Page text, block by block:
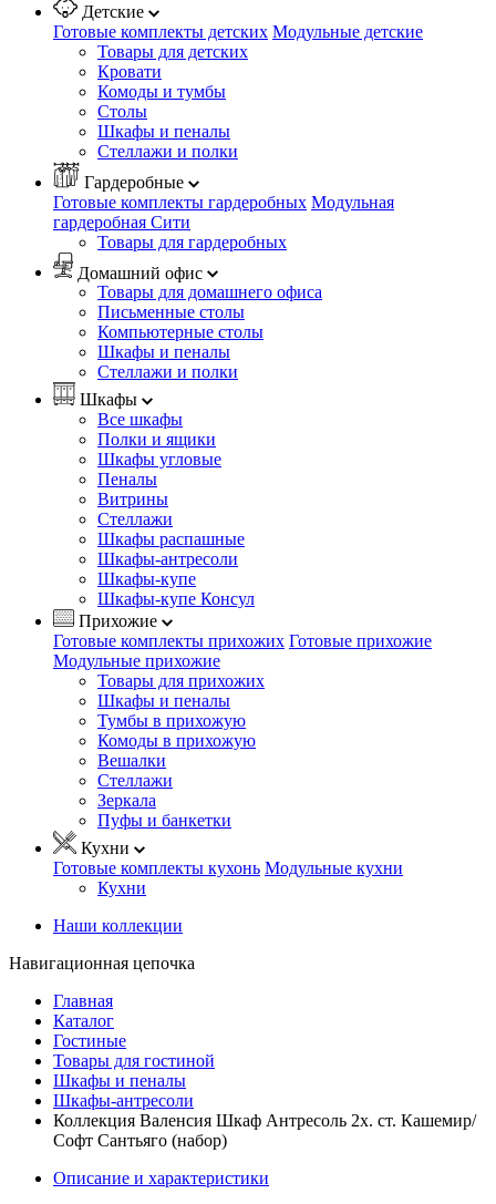
Детские
Готовые комплекты детских Модульные детские
Товары для детских
Кровати
Комоды и тумбы
Столы
Шкафы и пеналы
Стеллажи и полки
Гардеробные
Готовые комплекты гардеробных Модульная
гардеробная Сити
Товары для гардеробных
Домашний офис
Товары для домашнего офиса
Письменные столы
Компьютерные столы
Шкафы и пеналы
Стеллажи и полки
Шкафы
Все шкафы
Полки и ящики
Шкафы угловые
Пеналы
Витрины
Стеллажи
Шкафы распашные
Шкафы-антресоли
Шкафы-купе
Шкафы-купе Консул
Прихожие
Готовые комплекты прихожих Готовые прихожие
Модульные прихожие
Товары для прихожих
Шкафы и пеналы
Тумбы в прихожую
Комоды в прихожую
Вешалки
Стеллажи
Зеркала
Пуфы и банкетки
Кухни
Готовые комплекты кухонь Модульные кухни
Кухни
Наши коллекции
Навигационная цепочка
Главная
Каталог
Гостиные
Товары для гостиной
Шкафы и пеналы
Шкафы-антресоли
Коллекция Валенсия Шкаф Антресоль 2х. ст. Кашемир/
Софт Сантьяго (набор)
Описание и характеристики